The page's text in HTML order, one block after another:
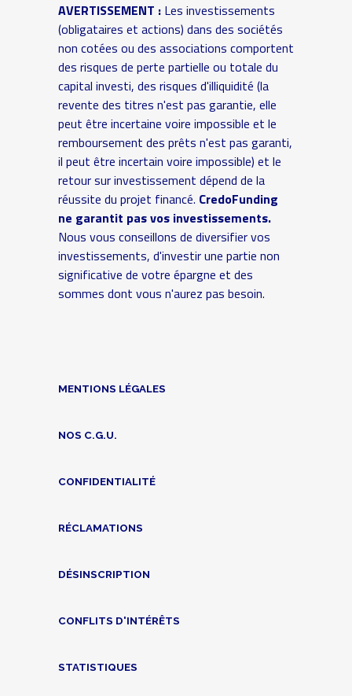
AVERTISSEMENT :Les investissements
(obligataires et actions) dans des sociétés
non cotées ou des associations comportent
des risques de perte partielle ou totale du
capital investi, des risques d'illiquidité (la
revente des titres n'est pas garantie, elle
peut être incertaine voire impossible et le
remboursement des prêts n'est pas garanti,
il peut être incertain voire impossible) et le
retour sur investissement dépend de la
réussite du projet financé. CredoFunding
ne garantit pas vos investissements.
Nous vous conseillons de diversifier vos
investissements, d'investir une partie non
significative de votre épargne et des
sommes dont vous n'aurez pas besoin.
MENTIONS LÉGALES
NOS C.G.U.
CONFIDENTIALITÉ
RÉCLAMATIONS
DÉSINSCRIPTION
CONFLITS D'INTÉRÊTS
STATISTIQUES